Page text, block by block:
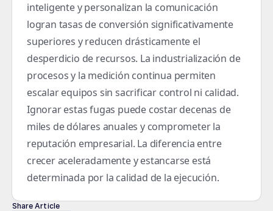
inteligente y personalizan la comunicación
logran tasas de conversión significativamente
superiores y reducen drásticamente el
desperdicio de recursos. La industrialización de
procesos y la medición continua permiten
escalar equipos sin sacrificar control ni calidad.
Ignorar estas fugas puede costar decenas de
miles de dólares anuales y comprometer la
reputación empresarial. La diferencia entre
crecer aceleradamente y estancarse está
determinada por la calidad de la ejecución.
Share Article